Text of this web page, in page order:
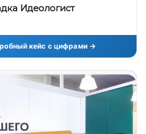
Идеологист
кейс с цифрами →